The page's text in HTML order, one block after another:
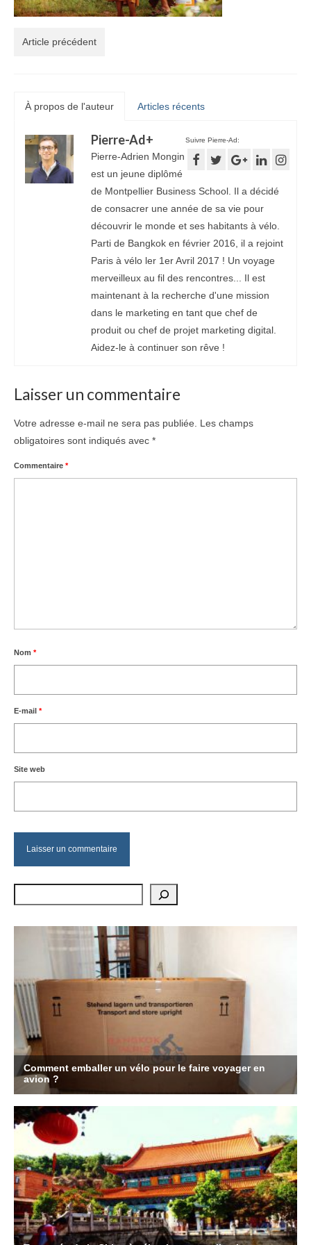
Article précédent
À propos de l'auteur Articles récents
Suivre Pierre-Ad:
Pierre-Ad+
Pierre-Adrien Mongin
est un jeune diplômé
de Montpellier Business School. Il a décidé
de consacrer une année de sa vie pour
découvrir le monde et ses habitants à vélo.
Parti de Bangkok en février 2016, il a rejoint
Paris à vélo ler 1er Avril 2017 ! Un voyage
merveilleux au fil des rencontres... Il est
maintenant à la recherche d'une mission
dans le marketing en tant que chef de
produit ou chef de projet marketing digital.
Aidez-le à continuer son rêve !
Laisser un commentaire
Votre adresse e-mail ne sera pas publiée.
Les champs
obligatoires sont indiqués avec *
Commentaire *
Nom *
E-mail *
Site web